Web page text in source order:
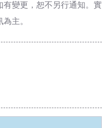
有變更，恕不另行通知。實
主。